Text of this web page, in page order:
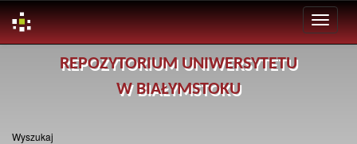
REPOZYTORIUM UNIWERSYTETU
W BIAŁYMSTOKU
Wyszukaj